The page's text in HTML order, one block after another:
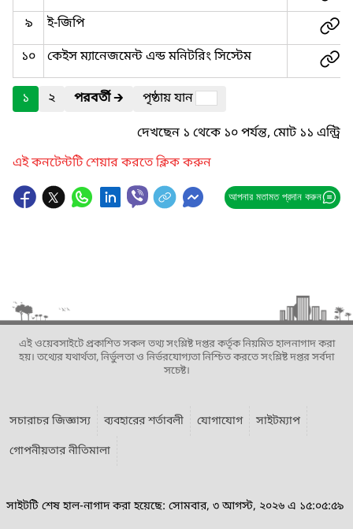
৯
ই-জিপি
১০
কেইস ম্যানেজমেন্ট এন্ড মনিটরিং সিস্টেম
১ ২ পরবর্তী🡲
পৃষ্ঠায় যান
দেখছেন ১ থেকে ১০ পর্যন্ত, মোট ১১ এন্ট্রি
এই কনটেন্টটি শেয়ার করতে ক্লিক করুন
আপনার মতামত প্রদান করুন
এই ওয়েবসাইটে প্রকাশিত সকল তথ্য সংশ্লিষ্ট দপ্তর কর্তৃক নিয়মিত হালনাগাদ করা
হয়। তথ্যের যথার্থতা, নির্ভুলতা ও নির্ভরযোগ্যতা নিশ্চিত করতে সংশ্লিষ্ট দপ্তর সর্বদা
সচেষ্ট।
সচারাচর জিজ্ঞাস্য ব্যবহারের শর্তাবলী যোগাযোগ
সাইটম্যাপ
গোপনীয়তার নীতিমালা
সাইটটি শেষ হাল-নাগাদ করা হয়েছে: সোমবার, ৩ আগস্ট, ২০২৬ এ ১৫:০৫:৫৯